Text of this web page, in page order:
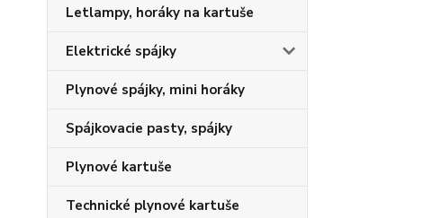
Letlampy, horáky na kartuše
Elektrické spájky
Plynové spájky, mini horáky
Spájkovacie pasty, spájky
Plynové kartuše
Technické plynové kartuše